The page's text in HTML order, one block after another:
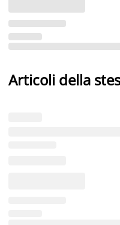
Articoli della